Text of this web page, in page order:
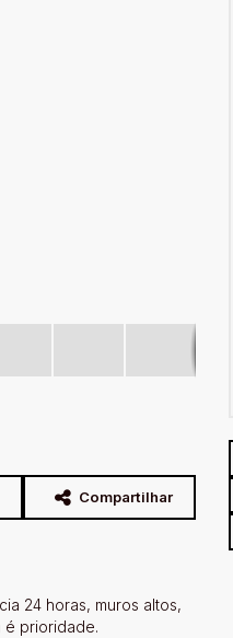
Compartilhar
24 horas, muros altos,
é prioridade.